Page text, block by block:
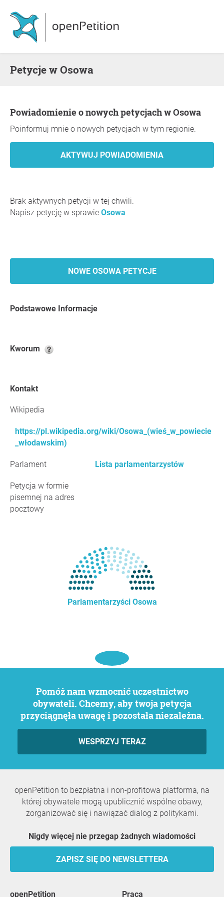
Petycje w Osowa
Powiadomienie o nowych petycjach w Osowa
Poinformuj mnie o nowych petycjach w tym regionie.
Brak aktywnych petycji w tej chwili.
Napisz petycję w sprawie Osowa
NOWE OSOWA PETYCJE
Podstawowe Informacje
Kworum
Kontakt
Wikipedia
https://pl.wikipedia.org/wiki/Osowa_(wieś_w_powiecie
_włodawskim)
Parlament Lista parlamentarzystów
Petycja w formie
pisemnej na adres
pocztowy
Parlamentarzyści Osowa
Pomóż nam wzmocnić uczestnictwo
obywateli. Chcemy, aby twoja petycja
przyciągnęła uwagę i pozostała niezależna.
WESPRZYJ TERAZ
openPetition to bezpłatna i non-profitowa platforma, na
której obywatele mogą upublicznić wspólne obawy,
zorganizować się i nawiązać dialog z politykami.
Nigdy więcej nie przegap żadnych wiadomości
ZAPISZ SIĘ DO NEWSLETTERA
openPetition praca